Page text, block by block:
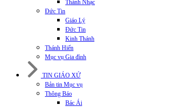
Thánh Nhạc
Đức Tin
Giáo Lý
Đức Tin
Kinh Thánh
Thánh Hiến
Mục vụ Gia đình
TIN GIÁO XỨ
Bản tin Mục vụ
Thông Báo
Bác Ái